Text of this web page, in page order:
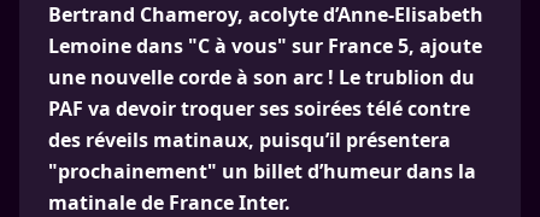
Bertrand Chameroy, acolyte d’Anne-Elisabeth
Lemoine dans "C à vous" sur France 5, ajoute
une nouvelle corde à son arc ! Le trublion du
PAF va devoir troquer ses soirées télé contre
des réveils matinaux, puisqu’il présentera
"prochainement" un billet d’humeur dans la
matinale de France Inter.